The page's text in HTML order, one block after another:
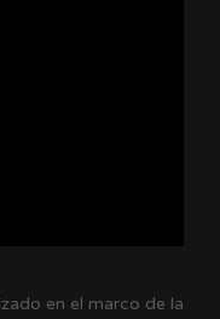
en el marco de la